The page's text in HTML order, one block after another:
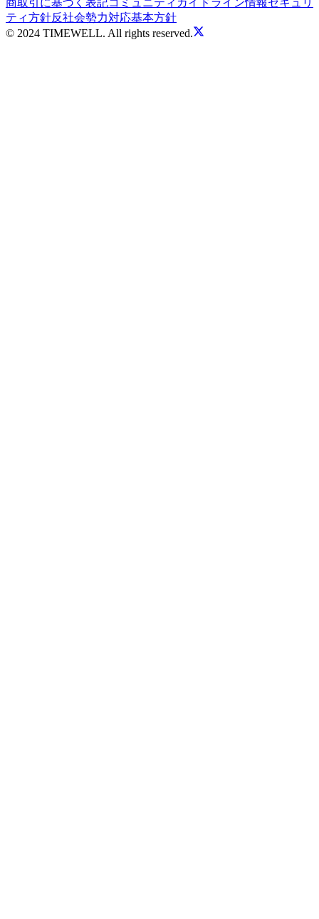
商取引に基づく表記コミュニティガイドライン情報セキュリ
ティ方針反社会勢力対応基本方針
© 2024 TIMEWELL. All rights reserved.